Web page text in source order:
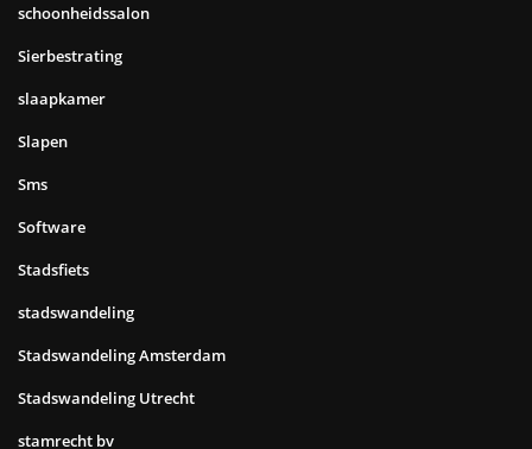
schoonheidssalon
Sierbestrating
slaapkamer
Slapen
Sms
Software
Stadsfiets
stadswandeling
Stadswandeling Amsterdam
Stadswandeling Utrecht
stamrecht bv